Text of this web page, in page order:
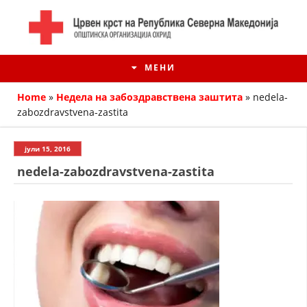
МЕНИ
ИСТОРИЈАТ НА ЦКРМ
ИСТОРИЈАТ НА ДВИЖЕЊЕТО
Home » Недела на забоздравствена заштита » nedela-
zabozdravstvena-zastita
јули 15, 2016
nedela-zabozdravstvena-zastita